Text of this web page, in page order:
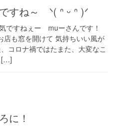
すね～ ᐠ( ᐢ ᵕ ᐢ )ᐟ
ですねぇー muーさんです！
店も窓を開けて 気持ちいい風が
コロナ禍ではたまた、大変なこ
[…]
に！